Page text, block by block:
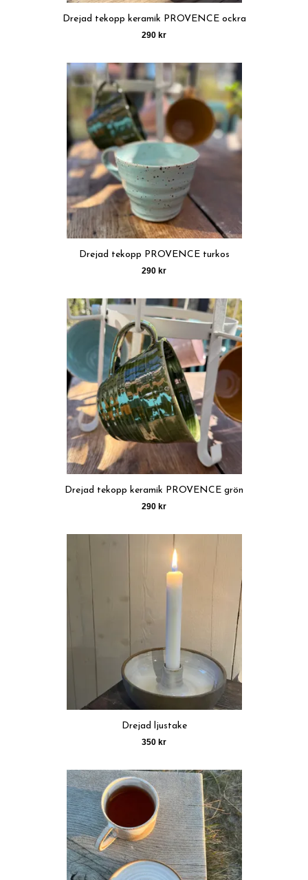
Drejad tekopp keramik PROVENCE ockra
290 kr
Drejad tekopp PROVENCE turkos
290 kr
Drejad tekopp keramik PROVENCE grön
290 kr
Drejad ljustake
350 kr